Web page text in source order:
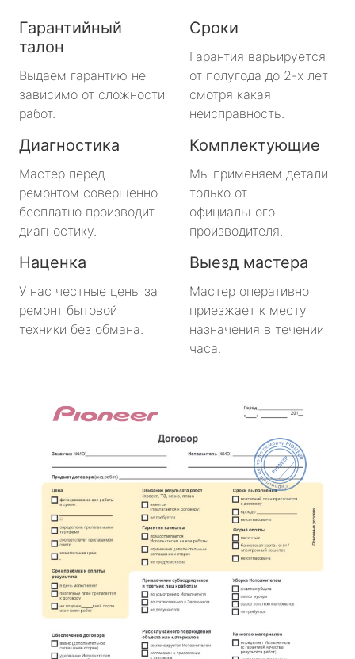
Гарантийный
талон
Выдаем гарантию не
зависимо от сложности
работ.
Сроки
Гарантия варьируется
от полугода до 2-х лет
смотря какая
неисправность.
Диагностика
Мастер перед
ремонтом совершенно
бесплатно производит
диагностику.
Комплектующие
Мы применяем детали
только от
официального
производителя.
Наценка
У нас честные цены за
ремонт бытовой
техники без обмана.
Выезд мастера
Мастер оперативно
приезжает к месту
назначения в течении
часа.